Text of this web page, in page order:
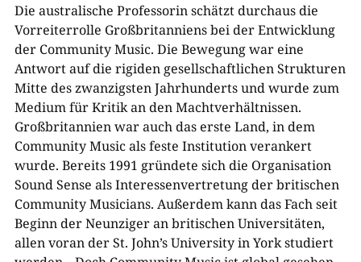
Die australische Professorin schätzt durchaus die
Vorreiterrolle Großbritanniens bei der Entwicklung
der Community Music. Die Bewegung war eine
Antwort auf die rigiden gesellschaftlichen Strukturen
Mitte des zwanzigsten Jahrhunderts und wurde zum
Medium für Kritik an den Machtverhältnissen.
Großbritannien war auch das erste Land, in dem
Community Music als feste Institution verankert
wurde. Bereits 1991 gründete sich die Organisation
Sound Sense als Interessenvertretung der britischen
Community Musicians. Außerdem kann das Fach seit
Beginn der Neunziger an britischen Universitäten,
allen voran der St. John’s University in York studiert